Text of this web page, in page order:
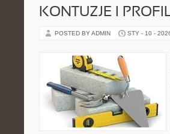
KONTUZJE I
POSTED BY ADMIN STY - 10 -